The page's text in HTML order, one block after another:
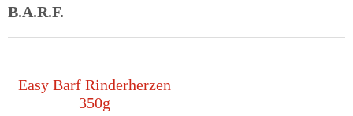
B.A.R.F.
Easy Barf Rinderherzen
350g